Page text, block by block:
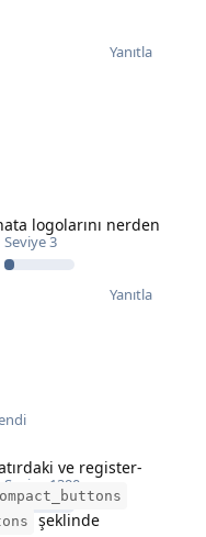
Yanıtla
Seviye3
logolarını nerden
Yanıtla
Seviye 1390
ve register-
şeklinde